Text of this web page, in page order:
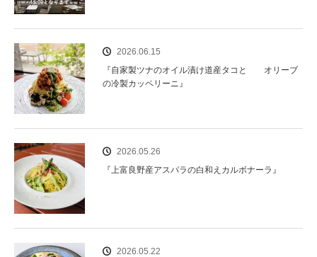
2026.06.15
『自家製ツナのオイル漬け道産タコと オリーブ
の冷製カッペリーニ』
2026.05.26
『上富良野産アスパラの白和えカルボナーラ』
2026.05.22